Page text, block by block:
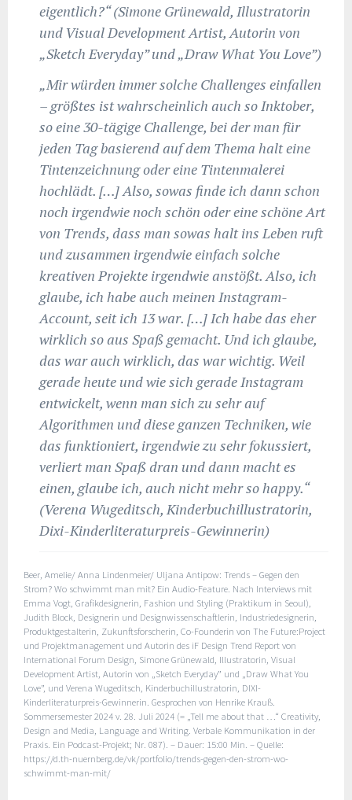
eigentlich?“ (Simone Grünewald, Illustratorin
und Visual Development Artist, Autorin von
„Sketch Everyday” und „Draw What You Love”)
„Mir würden immer solche Challenges einfallen
– größtes ist wahrscheinlich auch so Inktober,
so eine 30-tägige Challenge, bei der man für
jeden Tag basierend auf dem Thema halt eine
Tintenzeichnung oder eine Tintenmalerei
hochlädt. […] Also, sowas finde ich dann schon
noch irgendwie noch schön oder eine schöne Art
von Trends, dass man sowas halt ins Leben ruft
und zusammen irgendwie einfach solche
kreativen Projekte irgendwie anstößt. Also, ich
glaube, ich habe auch meinen Instagram-
Account, seit ich 13 war. […] Ich habe das eher
wirklich so aus Spaß gemacht. Und ich glaube,
das war auch wirklich, das war wichtig. Weil
gerade heute und wie sich gerade Instagram
entwickelt, wenn man sich zu sehr auf
Algorithmen und diese ganzen Techniken, wie
das funktioniert, irgendwie zu sehr fokussiert,
verliert man Spaß dran und dann macht es
einen, glaube ich, auch nicht mehr so happy.“
(Verena Wugeditsch, Kinderbuchillustratorin,
Dixi-Kinderliteraturpreis-Gewinnerin)
Beer, Amelie/ Anna Lindenmeier/ Uljana Antipow: Trends – Gegen den
Strom? Wo schwimmt man mit? Ein Audio-Feature. Nach Interviews mit
Emma Vogt, Grafikdesignerin, Fashion und Styling (Praktikum in Seoul),
Judith Block, Designerin und Designwissenschaftlerin, Industriedesignerin,
Produktgestalterin, Zukunftsforscherin, Co-Founderin von The Future:Project
und Projektmanagement und Autorin des iF Design Trend Report von
International Forum Design, Simone Grünewald, Illustratorin, Visual
Development Artist, Autorin von „Sketch Everyday” und „Draw What You
Love”, und Verena Wugeditsch, Kinderbuchillustratorin, DIXI-
Kinderliteraturpreis-Gewinnerin. Gesprochen von Henrike Krauß.
Sommersemester 2024 v. 28. Juli 2024 (= „Tell me about that …“ Creativity,
Design and Media, Language and Writing. Verbale Kommunikation in der
Praxis. Ein Podcast-Projekt; Nr. 087). – Dauer: 15:00 Min. – Quelle:
https://d.th-nuernberg.de/vk/portfolio/trends-gegen-den-strom-wo-
schwimmt-man-mit/